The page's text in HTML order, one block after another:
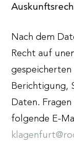
Nach dem
Recht auf
Berichtigung,
Daten.
folgende E-